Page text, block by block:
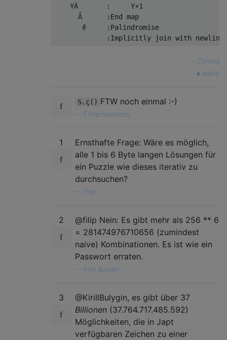
    YÄ       :     Y+1
      Ã      :End map
       ê     :Palindromise
Zottelig
quelle
S.ç() FTW noch einmal :-)
ETHproductions
1
Ernsthafte Frage: Wäre es möglich,
alle 1 bis 6 Byte langen Lösungen für
ein Puzzle wie dieses iterativ zu
durchsuchen?
Filip
2
@filip Nein: Es gibt mehr als 256 ** 6
= 281474976710656 (zumindest
naive) Kombinationen. Es ist wie ein
Passwort erraten.
Kirill Bulygin
3
@KirillBulygin, es gibt über 37
Billionen (37.764.717.485.592)
Möglichkeiten, die in Japt
verfügbaren Zeichen zu einer